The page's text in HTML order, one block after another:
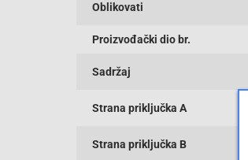
Oblikovati
Proizvođački dio br.
Sadržaj
Strana priključka A
Strana priključka B